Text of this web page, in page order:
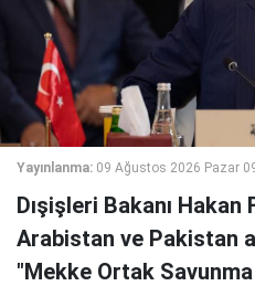
Yayınlanma: 09 Ağustos 2026 Pazar
Dışişleri Bakanı
Arabistan ve Pakistan
"Mekke Ortak